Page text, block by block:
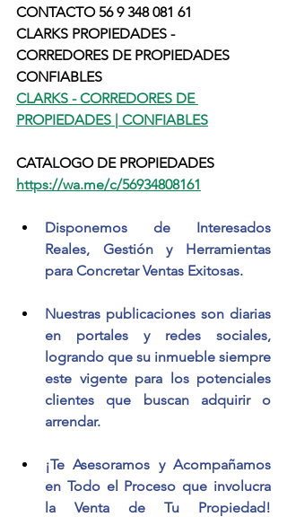
CONTACTO 56 9 348 081 61
CLARKS PROPIEDADES -
CORREDORES DE PROPIEDADES
CONFIABLES
CLARKS - CORREDORES DE
PROPIEDADES | CONFIABLES
CATALOGO DE PROPIEDADES
https://wa.me/c/56934808161
Disponemos de Interesados
Reales, Gestión y Herramientas
para Concretar Ventas Exitosas.
Nuestras publicaciones son diarias
en portales y redes sociales,
logrando que su inmueble siempre
este vigente para los potenciales
clientes que buscan adquirir o
arrendar.
¡Te Asesoramos y Acompañamos
en Todo el Proceso que involucra
la Venta de Tu Propiedad!